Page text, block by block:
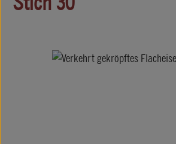
Bildergalerie überspringen